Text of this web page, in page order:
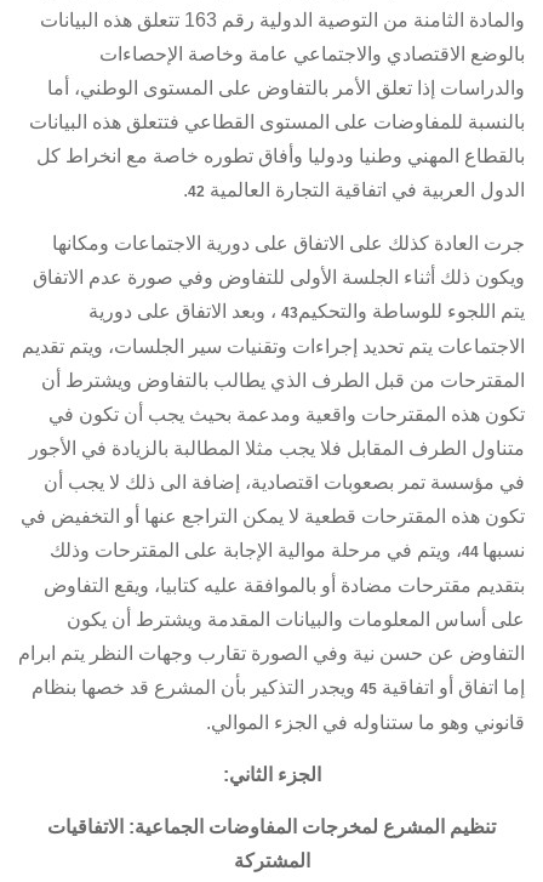
والمادة الثامنة من التوصية الدولية رقم 163 تتعلق هذه البيانات
بالوضع الاقتصادي والاجتماعي عامة وخاصة الإحصاءات
والدراسات إذا تعلق الأمر بالتفاوض على المستوى الوطني، أما
بالنسبة للمفاوضات على المستوى القطاعي فتتعلق هذه البيانات
بالقطاع المهني وطنيا ودوليا وأفاق تطوره خاصة مع انخراط كل
الدول العربية في اتفاقية التجارة العالمية 42
.
جرت العادة كذلك على الاتفاق على دورية الاجتماعات ومكانها
ويكون ذلك أثناء الجلسة الأولى للتفاوض وفي صورة عدم الاتفاق
يتم اللجوء للوساطة والتحكيم43 ، وبعد الاتفاق على دورية
الاجتماعات يتم تحديد إجراءات وتقنيات سير الجلسات، ويتم تقديم
المقترحات من قبل الطرف الذي يطالب بالتفاوض ويشترط أن
تكون هذه المقترحات واقعية ومدعمة بحيث يجب أن تكون في
متناول الطرف المقابل فلا يجب مثلا المطالبة بالزيادة في الأجور
في مؤسسة تمر بصعوبات اقتصادية، إضافة الى ذلك لا يجب أن
تكون هذه المقترحات قطعية لا يمكن التراجع عنها أو التخفيض في
نسبها
، ويتم في مرحلة موالية الإجابة على المقترحات وذلك
بتقديم مقترحات مضادة أو بالموافقة عليه كتابيا، ويقع التفاوض
على أساس المعلومات والبيانات المقدمة ويشترط أن يكون
التفاوض عن حسن نية وفي الصورة تقارب وجهات النظر يتم ابرام
إما اتفاق أو اتفاقية 45 ويجدر التذكير بأن المشرع قد خصها بنظام
قانوني وهو ما ستناوله في الجزء الموالي.
الجزء الثاني:
تنظيم المشرع لمخرجات المفاوضات الجماعية: الاتفاقيات
المشتركة